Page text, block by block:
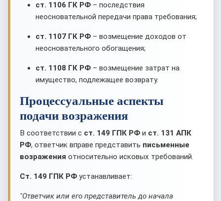
ст. 1106 ГК РФ – последствия
неосновательной передачи права требования;
ст. 1107 ГК РФ – возмещение доходов от
неосновательного обогащения;
ст. 1108 ГК РФ – возмещение затрат на
имущество, подлежащее возврату.
Процессуальные аспекты
подачи возражения
В соответствии с ст. 149 ГПК РФ и ст. 131 АПК
РФ, ответчик вправе представить письменные
возражения относительно исковых требований.
Ст. 149 ГПК РФ устанавливает:
"Ответчик или его представитель до начала